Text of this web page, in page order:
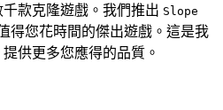
款克隆遊戲。我們推出 Slope
得您花時間的傑出遊戲。這是我
供更多您應得的品質。